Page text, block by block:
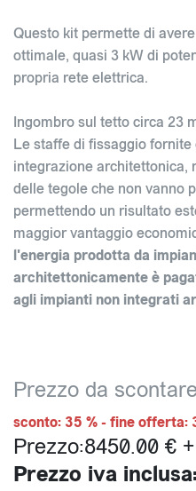
Questo kit permette di
ottimale, quasi 3 kW di
propria rete elettrica.
Ingombro sul tetto circa 23
Le staffe di fissaggio
integrazione architettonica,
delle tegole che non vanno
permettendo un risultato
maggior vantaggio
l'energia prodotta da
architettonicamente è
agli impianti non integrati
Prezzo da
sconto: 35 % - fine
Prezzo:8450.00 €
Prezzo iva